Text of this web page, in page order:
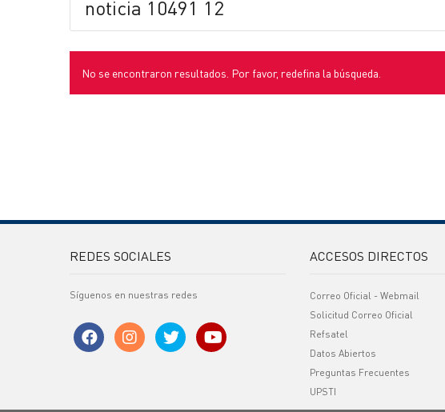
No se encontraron resultados. Por favor, redefina la búsqueda.
REDES SOCIALES
Síguenos en nuestras redes
ACCESOS DIRECTOS
Correo Oficial - Webmail
Solicitud Correo Oficial
Refsatel
Datos Abiertos
Preguntas Frecuentes
UPSTI